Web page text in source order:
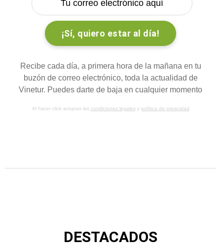
Recibe cada día, a primera hora de la mañana en tu
buzón de correo electrónico, toda la actualidad de
Vinetur. Puedes darte de baja en cualquier momento
Al hacer click aceptas las condiciones legalesy política de privacidad
DESTACADOS